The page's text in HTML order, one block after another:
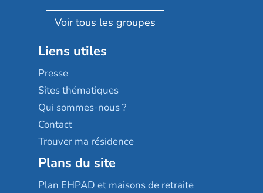
Reseda
Stella management
Les villages d'or
Sérénys
Résidences services Villa Médicis
Résidalya
Groupe aplus
AGE D'OR Services
Liens utiles
Presse
Sites thématiques
Qui sommes-nous ?
Contact
Trouver ma résidence
Plans du site
Plan EHPAD et maisons de retraite